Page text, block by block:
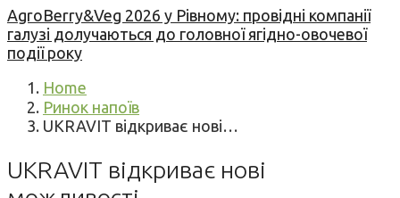
AgroBerry&Veg 2026 у Рівному: провідні компанії
галузі долучаються до головної ягідно-овочевої
події року
Home
Ринок напоїв
UKRAVIT відкриває нові…
UKRAVIT відкриває нові